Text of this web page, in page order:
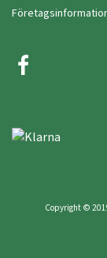
Copyright ©